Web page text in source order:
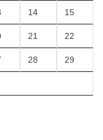
14 15
21 22
28 29